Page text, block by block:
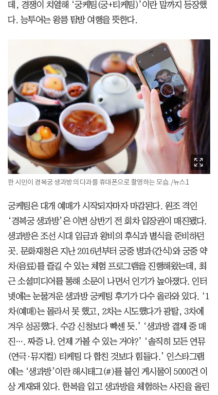
데, 경쟁이 치열해 ‘궁케팅(궁+티케팅)’이란 말까지 등장했
다. 능투어는 왕릉 탐방 여행을 뜻한다.
한 시민이 경복궁 생과방의 다과를 휴대폰으로 촬영하는 모습. /뉴스1
궁케팅은 대개 예매가 시작되자마자 마감된다. 원조 격인
‘경복궁 생과방’은 이번 상반기 전 회차 입장권이 매진됐다.
생과방은 조선 시대 임금과 왕비의 후식과 별식을 준비하던
곳. 문화재청은 지난 2016년부터 궁중 병과(간식)와 궁중 약
차(음료)를 즐길 수 있는 체험 프로그램을 진행해왔는데, 최
근 소셜미디어를 통해 소문이 나면서 인기가 높아졌다. 인터
넷에는 눈물겨운 생과방 궁케팅 후기가 다수 올라와 있다. ‘1
차(예매)는 몰라서 못 했고, 2차는 시도했다가 광탈, 3차에
겨우 성공했다. 수강 신청보다 빡센 듯.’ ‘생과방 결제 중 매
진…. 짜증 나. 언제 가볼 수 있는 거야?’ ‘솔직히 모든 연뮤
(연극·뮤지컬) 티케팅 다 합친 것보다 힘들다.’ 인스타그램
에는 ‘생과방’이란 해시태그(#)를 붙인 게시물이 5000건 이
상 게재돼 있다. 한복을 입고 생과방을 체험하는 사진을 올린